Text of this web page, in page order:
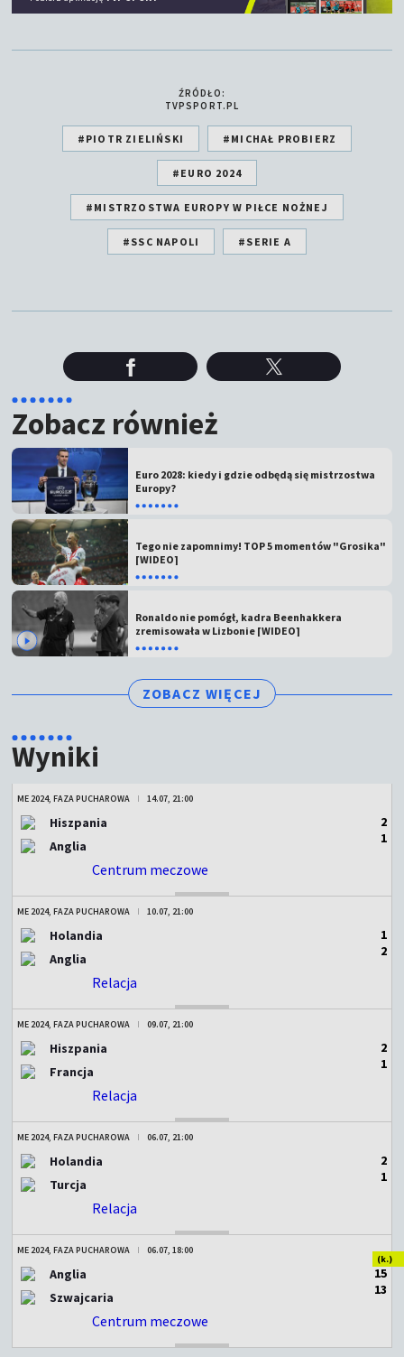
ŹRÓDŁO:
TVPSPORT.PL
#PIOTR ZIELIŃSKI #MICHAŁ PROBIERZ
#EURO 2024
#MISTRZOSTWA EUROPY W PIŁCE NOŻNEJ
#SSC NAPOLI #SERIE A
Zobacz również
Euro 2028: kiedy i gdzie odbędą się mistrzostwa
Europy?
Tego nie zapomnimy! TOP 5 momentów "Grosika"
[WIDEO]
Ronaldo nie pomógł, kadra Beenhakkera
zremisowała w Lizbonie [WIDEO]
ZOBACZ WIĘCEJ
Wyniki
ME 2024, FAZA PUCHAROWA 14.07, 21:00
Hiszpania
Anglia
2
1
Centrum meczowe
ME 2024, FAZA PUCHAROWA 10.07, 21:00
Holandia
Anglia
1
2
Relacja
ME 2024, FAZA PUCHAROWA 09.07, 21:00
Hiszpania
Francja
2
1
Relacja
ME 2024, FAZA PUCHAROWA 06.07, 21:00
Holandia
Turcja
2
1
Relacja
ME 2024, FAZA PUCHAROWA 06.07, 18:00
Anglia
Szwajcaria
1
1
(k.)
5
3
Centrum meczowe